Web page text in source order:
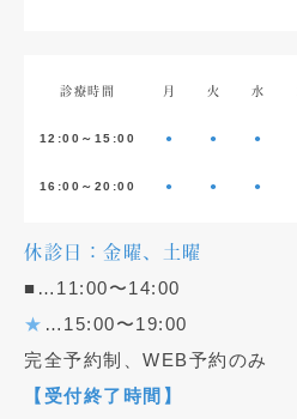
診療時間 月 火 水
12:00～15:00 ● ● ●
16:00～20:00 ● ● ●
休診日：金曜、土曜
■…11:00〜14:00
★ …15:00〜19:00
完全予約制、WEB予約のみ
【受付終了時間】